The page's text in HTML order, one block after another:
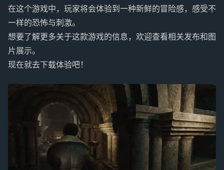
在这个游戏中，玩家将会体验到一种新鲜的冒险感，感受不
一样的恐怖与刺激。
想要了解更多关于这款游戏的信息，欢迎查看相关发布和图
片展示。
现在就去下载体验吧！